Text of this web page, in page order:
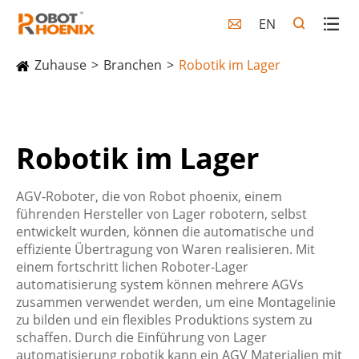
 EN
Zuhause Branchen Robotik im Lager
Robotik im Lager
AGV-Roboter, die von Robot phoenix, einem
führenden Hersteller von Lager robotern, selbst
entwickelt wurden, können die automatische und
effiziente Übertragung von Waren realisieren. Mit
einem fortschritt lichen Roboter-Lager
automatisierung system können mehrere AGVs
zusammen verwendet werden, um eine Montagelinie
zu bilden und ein flexibles Produktions system zu
schaffen. Durch die Einführung von Lager
automatisierung robotik kann ein AGV Materialien mit